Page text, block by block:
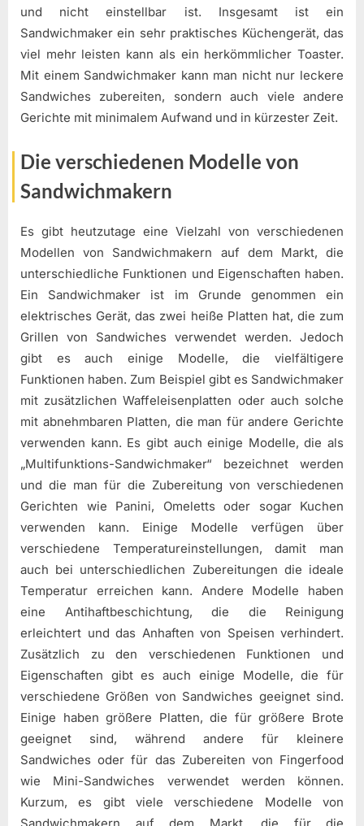
und nicht einstellbar ist. Insgesamt ist ein
Sandwichmaker ein sehr praktisches Küchengerät, das
viel mehr leisten kann als ein herkömmlicher Toaster.
Mit einem Sandwichmaker kann man nicht nur leckere
Sandwiches zubereiten, sondern auch viele andere
Gerichte mit minimalem Aufwand und in kürzester Zeit.
Die verschiedenen Modelle von
Sandwichmakern
Es gibt heutzutage eine Vielzahl von verschiedenen
Modellen von Sandwichmakern auf dem Markt, die
unterschiedliche Funktionen und Eigenschaften haben.
Ein Sandwichmaker ist im Grunde genommen ein
elektrisches Gerät, das zwei heiße Platten hat, die zum
Grillen von Sandwiches verwendet werden. Jedoch
gibt es auch einige Modelle, die vielfältigere
Funktionen haben. Zum Beispiel gibt es Sandwichmaker
mit zusätzlichen Waffeleisenplatten oder auch solche
mit abnehmbaren Platten, die man für andere Gerichte
verwenden kann. Es gibt auch einige Modelle, die als
„Multifunktions-Sandwichmaker“ bezeichnet werden
und die man für die Zubereitung von verschiedenen
Gerichten wie Panini, Omeletts oder sogar Kuchen
verwenden kann. Einige Modelle verfügen über
verschiedene Temperatureinstellungen, damit man
auch bei unterschiedlichen Zubereitungen die ideale
Temperatur erreichen kann. Andere Modelle haben
eine Antihaftbeschichtung, die die Reinigung
erleichtert und das Anhaften von Speisen verhindert.
Zusätzlich zu den verschiedenen Funktionen und
Eigenschaften gibt es auch einige Modelle, die für
verschiedene Größen von Sandwiches geeignet sind.
Einige haben größere Platten, die für größere Brote
geeignet sind, während andere für kleinere
Sandwiches oder für das Zubereiten von Fingerfood
wie Mini-Sandwiches verwendet werden können.
Kurzum, es gibt viele verschiedene Modelle von